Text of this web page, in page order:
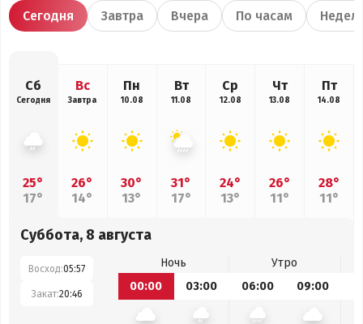
Сегодня Завтра Вчера По часам
Сб
Сегодня
25°
17°
Вс
Завтра
26°
14°
Пн
10.08
30°
13°
Вт
11.08
31°
17°
Ср
12.08
24°
13°
Чт
13.08
26°
11°
Пт
14.08
28°
11°
Суббота, 8 августа
Восход:05:57
Закат:20:46
Ночь
Утро
00:00
03:00 06:00 09:00